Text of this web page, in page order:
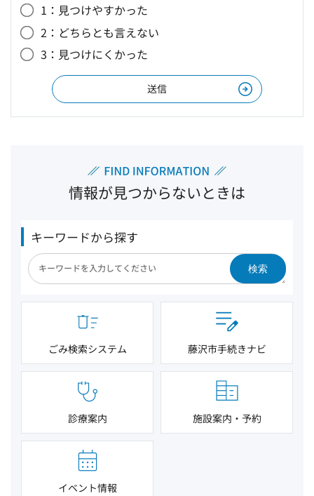
1：見つけやすかった
2：どちらとも言えない
3：見つけにくかった
情報が見つからないときは
キーワードから探す
検索
ごみ検索システム 藤沢市手続きナビ
診療案内 施設案内・予約
イベント情報